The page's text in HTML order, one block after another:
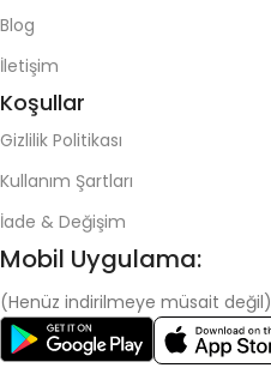
Blog
İletişim
Koşullar
Gizlilik Politikası
Kullanım Şartları
İade & Değişim
Mobil Uygulama:
(Henüz indirilmeye müsait değil)